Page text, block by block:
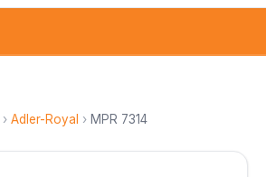
› Adler-Royal › MPR 7314